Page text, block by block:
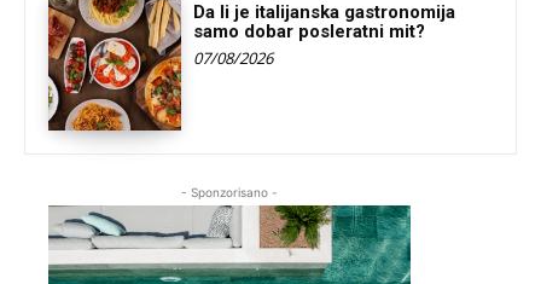
Da li je italijanska gastronomija
samo dobar posleratni mit?
07/08/2026
- Sponzorisano -